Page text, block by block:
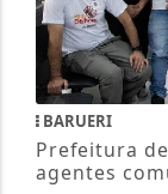
BARUERI
Prefeitura
agentes